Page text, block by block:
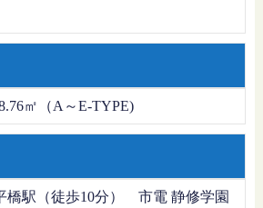
㎡（A～E-TYPE)
橋駅（徒歩10分） 市電 静修学園